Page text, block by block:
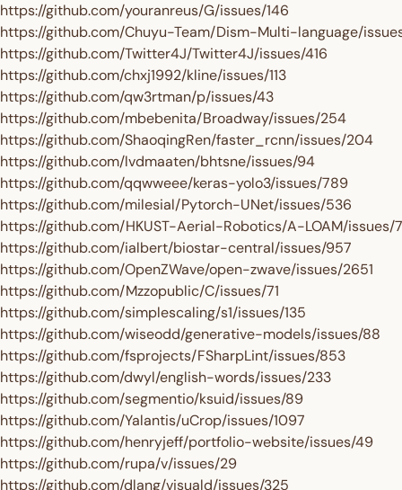
https://github.com/youranreus/G/issues/146
https://github.com/Chuyu-Team/Dism-Multi-language/
https://github.com/Twitter4J/Twitter4J/issues/416
https://github.com/chxj1992/kline/issues/113
https://github.com/qw3rtman/p/issues/43
https://github.com/mbebenita/Broadway/issues/254
https://github.com/ShaoqingRen/faster_rcnn/issues/204
https://github.com/lvdmaaten/bhtsne/issues/94
https://github.com/qqwweee/keras-yolo3/issues/789
https://github.com/milesial/Pytorch-UNet/issues/536
https://github.com/HKUST-Aerial-Robotics/A-LOAM/issues/
https://github.com/ialbert/biostar-central/issues/957
https://github.com/OpenZWave/open-zwave/issues/2651
https://github.com/Mzzopublic/C/issues/71
https://github.com/simplescaling/s1/issues/135
https://github.com/wiseodd/generative-models/issues/88
https://github.com/fsprojects/FSharpLint/issues/853
https://github.com/dwyl/english-words/issues/233
https://github.com/segmentio/ksuid/issues/89
https://github.com/Yalantis/uCrop/issues/1097
https://github.com/henryjeff/portfolio-website/issues/49
https://github.com/rupa/v/issues/29
https://github.com/dlang/visuald/issues/325
Are you a trade
Enter your birthday
GET $10